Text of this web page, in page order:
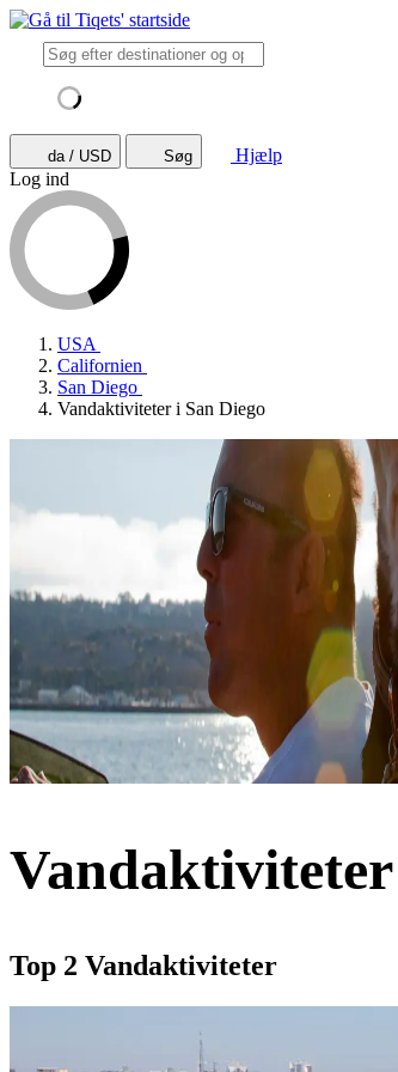
da / USD Søg
Hjælp
Log ind
USA
Californien
San Diego
Vandaktiviteter i San Diego
Vandaktiviteter
Top 2 Vandaktiviteter